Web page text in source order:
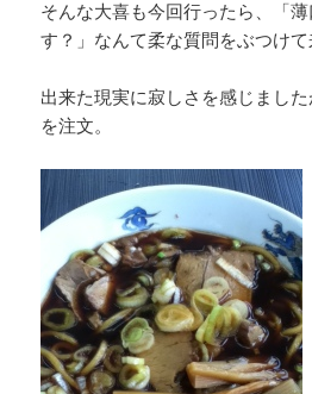
そんな大喜も今回行ったら、「
す？」なんて柔な質問をぶつけ
出来た現実に寂しさを感じました
を注文。